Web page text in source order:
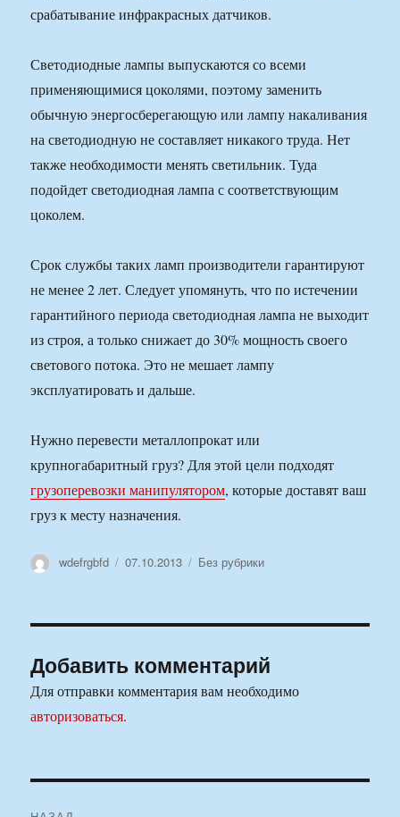
срабатывание инфракрасных датчиков.
Светодиодные лампы выпускаются со всеми
применяющимися цоколями, поэтому заменить
обычную энергосберегающую или лампу накаливания
на светодиодную не составляет никакого труда. Нет
также необходимости менять светильник. Туда
подойдет светодиодная лампа с соответствующим
цоколем.
Срок службы таких ламп производители гарантируют
не менее 2 лет. Следует упомянуть, что по истечении
гарантийного периода светодиодная лампа не выходит
из строя, а только снижает до 30% мощность своего
светового потока. Это не мешает лампу
эксплуатировать и дальше.
Нужно перевести металлопрокат или
крупногабаритный груз? Для этой цели подходят
грузоперевозки манипулятором, которые доставят ваш
груз к месту назначения.
Автор
wdefrgbfd Опубликовано
07.10.2013 Рубрики
Без рубрики
Добавить комментарий
Для отправки комментария вам необходимо
авторизоваться.